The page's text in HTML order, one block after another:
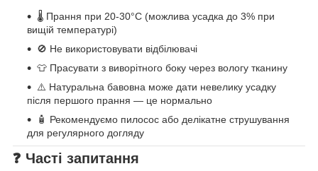
🌡️ Прання при 20-30°C (можлива усадка до 3% при
вищій температурі)
🚫 Не використовувати відбілювачі
👕 Прасувати з виворітного боку через вологу тканину
⚠️ Натуральна бавовна може дати невелику усадку
після першого прання — це нормально
🧴 Рекомендуємо пилосос або делікатне струшування
для регулярного догляду
❓ Часті запитання